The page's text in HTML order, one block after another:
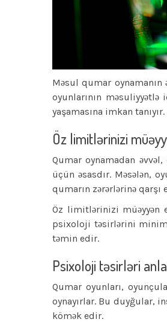
Məsul qumar
oyunlarının
yaşamasına imkan tanıyır.
Öz limitlərinizi
Qumar oynamadan
üçün əsasdır. Məsələn,
qumarın zərərlərinə
Öz limitlərinizi müəyyən
psixoloji təsirlərini
təmin edir.
Psixoloji təsirləri
Qumar oyunları,
oynayırlar. Bu duyğular,
kömək edir.